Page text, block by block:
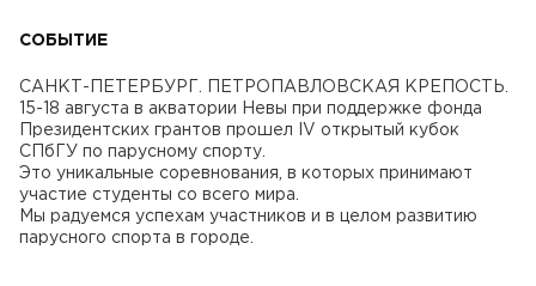
СОБЫТИЕ
САНКТ-ПЕТЕРБУРГ. ПЕТРОПАВЛОВСКАЯ КРЕПОСТЬ.
15-18 августа в акватории Невы при поддержке фонда
Президентских грантов прошел IV открытый кубок
СПбГУ по парусному спорту.
Это уникальные соревнования, в которых принимают
участие студенты со всего мира.
Мы радуемся успехам участников и в целом развитию
парусного спорта в городе.